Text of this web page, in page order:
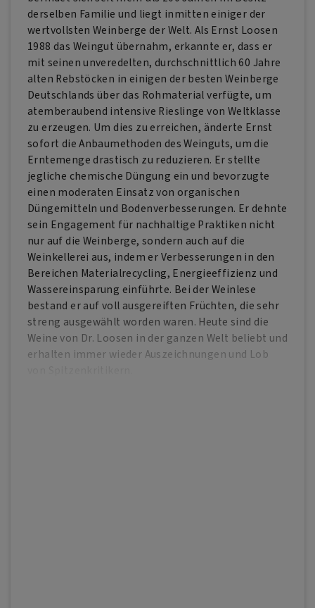
derselben Familie und liegt inmitten einiger der
wertvollsten Weinberge der Welt. Als Ernst Loosen
1988 das Weingut übernahm, erkannte er, dass er
mit seinen unveredelten, durchschnittlich 60 Jahre
alten Rebstöcken in einigen der besten Weinberge
Deutschlands über das Rohmaterial verfügte, um
atemberaubend intensive Rieslinge von Weltklasse
zu erzeugen. Um dies zu erreichen, änderte Ernst
sofort die Anbaumethoden des Weinguts, um die
Erntemenge drastisch zu reduzieren. Er stellte
jegliche chemische Düngung ein und bevorzugte
einen moderaten Einsatz von organischen
Düngemitteln und Bodenverbesserungen. Er dehnte
sein Engagement für nachhaltige Praktiken nicht
nur auf die Weinberge, sondern auch auf die
Weinkellerei aus, indem er Verbesserungen in den
Bereichen Materialrecycling, Energieeffizienz und
Wassereinsparung einführte. Bei der Weinlese
bestand er auf voll ausgereiften Früchten, die sehr
streng ausgewählt worden waren. Heute sind die
Weine von Dr. Loosen in der ganzen Welt beliebt und
erhalten immer wieder Auszeichnungen und Lob